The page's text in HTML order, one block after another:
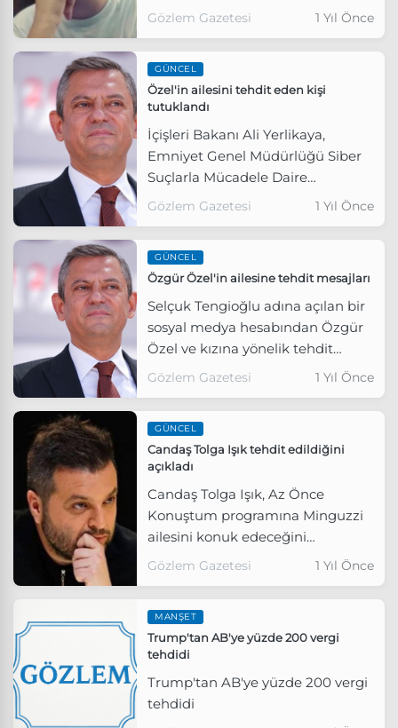
beraat etti, 1'i 4 yıl 8 ay hapis
Gözlem Gazetesi 1 Yıl Önce
GÜNCEL
Özel'in ailesini tehdit eden kişi
tutuklandı
İçişleri Bakanı Ali Yerlikaya,
Emniyet Genel Müdürlüğü Siber
Suçlarla Mücadele Daire
Başkanlığı’nın yürüttüğü
ailesi hakkında tehdit paylaşımları
yapan bir şahsın tespit edilerek
tutuklandığını açıkladı.
Gözlem Gazetesi 1 Yıl Önce
GÜNCEL
Özgür Özel'in ailesine tehdit mesajları
Selçuk Tengioğlu adına açılan bir
sosyal medya hesabından Özgür
Özel ve kızına yönelik tehdit
mesajları atıldı.
Gözlem Gazetesi 1 Yıl Önce
GÜNCEL
Candaş Tolga Işık tehdit edildiğini
açıkladı
Candaş Tolga Işık, Az Önce
Konuştum programına Minguzzi
ailesini konuk edeceğini
açıklamasının ardından tehdit
Gözlem Gazetesi 1 Yıl Önce
MANŞET
Trump'tan AB'ye yüzde 200 vergi
tehdidi
Trump'tan AB'ye yüzde 200 vergi
tehdidi